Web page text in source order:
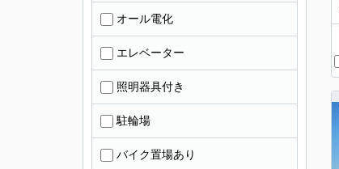
オール電化
エレベーター
照明器具付き
駐輪場
バイク置場あり